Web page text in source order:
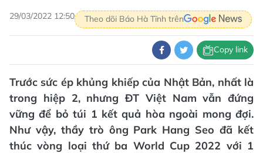
29/03/2022 12:50 Theo dõi Báo Hà Tĩnh trên
Copy link
Trước sức ép khủng khiếp của Nhật Bản, nhất là
trong hiệp 2, nhưng ĐT Việt Nam vẫn đứng
vững để bỏ túi 1 kết quả hòa ngoài mong đợi.
Như vậy, thầy trò ông Park Hang Seo đã kết
thúc vòng loại thứ ba World Cup 2022 với 1